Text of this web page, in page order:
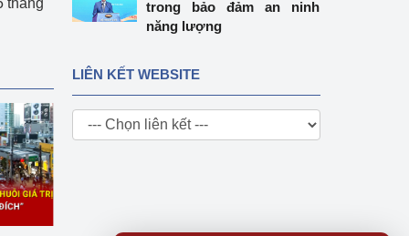
tháng
trong bảo đảm an ninh
năng lượng
LIÊN KẾT WEBSITE